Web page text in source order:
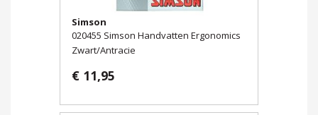
Simson
020455 Simson Handvatten Ergonomics
Zwart/Antracie
€ 11,95